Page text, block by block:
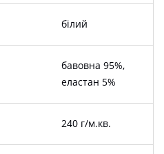
білий
бавовна 95%,
еластан 5%
240 г/м.кв.